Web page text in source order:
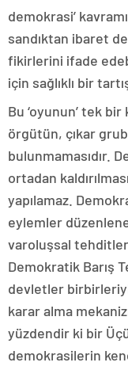
demokrasi’
sandıktan ibaret
fikirlerini ifade
için sağlıklı bir
Bu ‘oyunun’ tek
örgütün, çıkar
bulunmamasıdır.
ortadan
yapılamaz.
eylemler
varoluşsal
Demokratik Barış
devletler
karar alma
yüzdendir ki bir
demokrasilerin